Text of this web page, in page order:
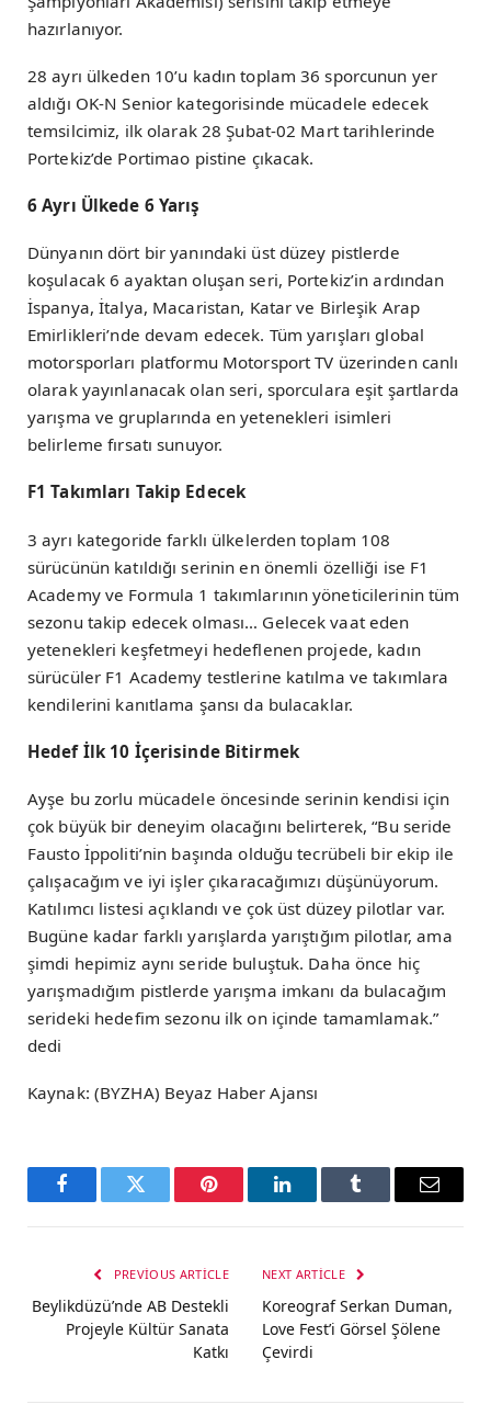
hazırlanıyor.
28 ayrı ülkeden 10’u kadın toplam 36 sporcunun yer
aldığı OK-N Senior kategorisinde mücadele edecek
temsilcimiz, ilk olarak 28 Şubat-02 Mart tarihlerinde
Portekiz’de Portimao pistine çıkacak.
6 Ayrı Ülkede 6 Yarış
Dünyanın dört bir yanındaki üst düzey pistlerde
koşulacak 6 ayaktan oluşan seri, Portekiz’in ardından
İspanya, İtalya, Macaristan, Katar ve Birleşik Arap
Emirlikleri’nde devam edecek. Tüm yarışları global
motorsporları platformu Motorsport TV üzerinden canlı
olarak yayınlanacak olan seri, sporculara eşit şartlarda
yarışma ve gruplarında en yetenekleri isimleri
belirleme fırsatı sunuyor.
F1 Takımları Takip Edecek
3 ayrı kategoride farklı ülkelerden toplam 108
sürücünün katıldığı serinin en önemli özelliği ise F1
Academy ve Formula 1 takımlarının yöneticilerinin tüm
sezonu takip edecek olması… Gelecek vaat eden
yetenekleri keşfetmeyi hedeflenen projede, kadın
sürücüler F1 Academy testlerine katılma ve takımlara
kendilerini kanıtlama şansı da bulacaklar.
Hedef İlk 10 İçerisinde Bitirmek
Ayşe bu zorlu mücadele öncesinde serinin kendisi için
çok büyük bir deneyim olacağını belirterek, “Bu seride
Fausto İppoliti’nin başında olduğu tecrübeli bir ekip ile
çalışacağım ve iyi işler çıkaracağımızı düşünüyorum.
Katılımcı listesi açıklandı ve çok üst düzey pilotlar var.
Bugüne kadar farklı yarışlarda yarıştığım pilotlar, ama
şimdi hepimiz aynı seride buluştuk. Daha önce hiç
yarışmadığım pistlerde yarışma imkanı da bulacağım
serideki hedefim sezonu ilk on içinde tamamlamak.”
dedi
Kaynak: (BYZHA) Beyaz Haber Ajansı
FacebookTwitter Pinterest LinkedInTumblr Email
PREVIOUS ARTICLE
Beylikdüzü’nde AB Destekli
Projeyle Kültür Sanata
Katkı
NEXT ARTICLE
Koreograf Serkan Duman,
Love Fest’i Görsel Şölene
Çevirdi